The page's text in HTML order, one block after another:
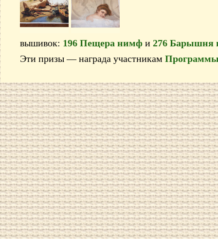
вышивок: 196 Пещера нимф и 276 Барышня
Эти призы — награда участникам